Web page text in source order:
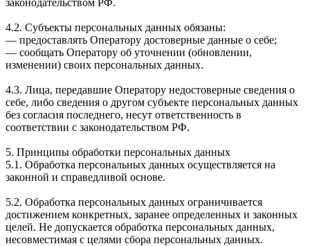
4.2. Субъекты персональных данных обязаны:
— предоставлять Оператору достоверные данные о себе;
— сообщать Оператору об уточнении (обновлении,
изменении) своих персональных данных.
4.3. Лица, передавшие Оператору недостоверные сведения о
себе, либо сведения о другом субъекте персональных данных
без согласия последнего, несут ответственность в
соответствии с законодательством РФ.
5. Принципы обработки персональных данных
5.1. Обработка персональных данных осуществляется на
законной и справедливой основе.
5.2. Обработка персональных данных ограничивается
достижением конкретных, заранее определенных и законных
целей. Не допускается обработка персональных данных,
несовместимая с целями сбора персональных данных.